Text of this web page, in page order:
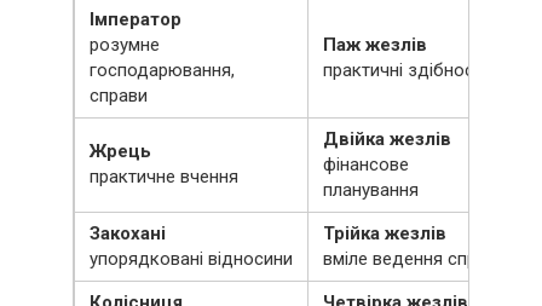
Імператор
розумне
господарювання,
справи
Паж жезлів
практичні здібності
Жрець
практичне вчення
Двійка жезлів
фінансове
планування
Закохані
упорядковані відносини
Трійка жезлів
вміле ведення справ